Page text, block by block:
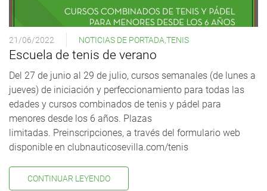
21/06/2022 NOTICIAS DE PORTADA TENIS
Escuela de tenis de verano
Del 27 de junio al 29 de julio, cursos semanales (de lunes a
jueves) de iniciación y perfeccionamiento para todas las
edades y cursos combinados de tenis y pádel para
menores desde los 6 años. Plazas
limitadas. Preinscripciones, a través del formulario web
disponible en clubnauticosevilla.com/tenis
CONTINUAR LEYENDO